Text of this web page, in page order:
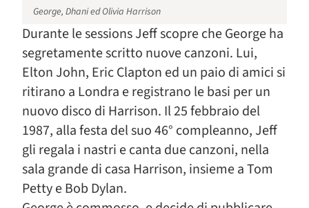
George, Dhani ed Olivia Harrison
Durante le sessions Jeff scopre che George ha
segretamente scritto nuove canzoni. Lui,
Elton John, Eric Clapton ed un paio di amici si
ritirano a Londra e registrano le basi per un
nuovo disco di Harrison. Il 25 febbraio del
1987, alla festa del suo 46° compleanno, Jeff
gli regala i nastri e canta due canzoni, nella
sala grande di casa Harrison, insieme a Tom
Petty e Bob Dylan.